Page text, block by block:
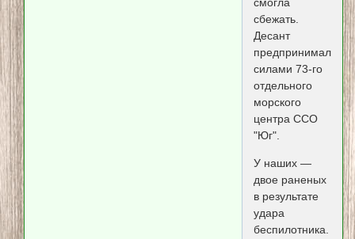
сбежать.
Десант
предпринимался
силами 73-го
отдельного
морского
центра ССО
"Юг".
У наших —
двое раненых
в результате
удара
беспилотника.